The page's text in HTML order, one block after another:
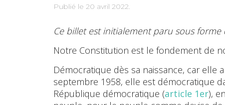
Publié le 20 avril 2022.
Ce billet est initialement paru sous
Notre Constitution est le fondement de
Démocratique dès sa naissance, car
septembre 1958, elle est démocratique
République démocratique (article 1er),